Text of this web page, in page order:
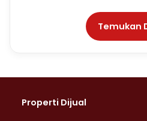
Temukan
Properti Dijual